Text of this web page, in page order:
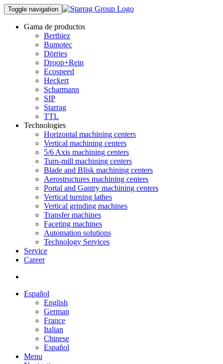
Toggle navigation
Gama de productos
Berthiez
Bumotec
Dörries
Droop+Rein
Ecospeed
Heckert
Scharmann
SIP
Starrag
TTL
Technologies
Horizontal machining centers
Vertical machining centers
5/6 Axis machining centers
Turn-mill machining centers
Blade and Blisk machining centers
Aerostructures machining centers
Portal and Gantry machining centers
Vertical turning lathes
Vertical grinding machines
Transfer machines
Faceting machines
Automation solutions
Technology Services
Service
Career
Español
English
German
France
Italian
Chinese
Español
Menu